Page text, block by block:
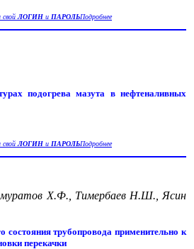
свойЛОГИН и ПАРОЛЬПодробнее
подогрева мазута в нефтеналивных
свойЛОГИН и ПАРОЛЬПодробнее
Х.Ф., Тимербаев Н.Ш., Ясин
состояния трубопровода применительно к
перекачки